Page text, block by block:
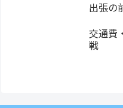
出張の
交通費
戦